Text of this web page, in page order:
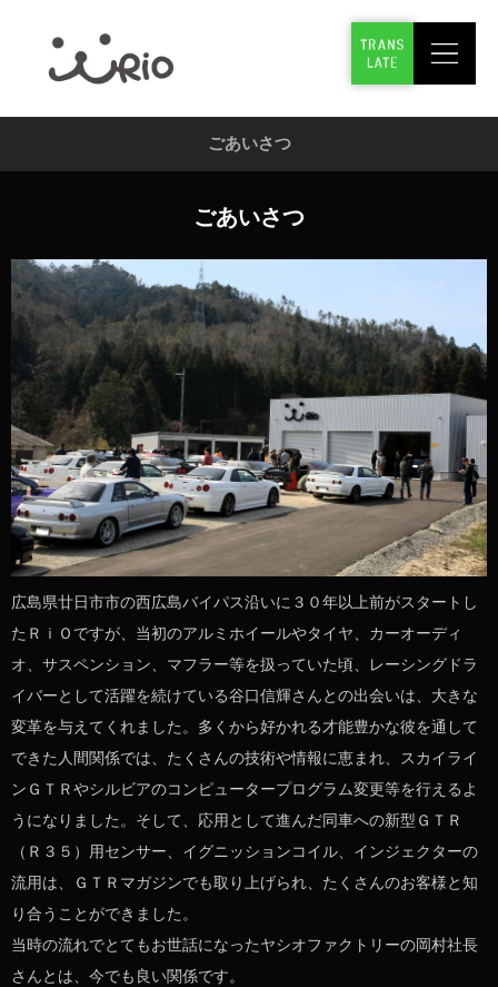
ごあいさつ
ごあいさつ
広島県廿日市市の西広島バイパス沿いに３０年以上前がスタートし
たＲｉＯですが、当初のアルミホイールやタイヤ、カーオーディ
オ、サスペンション、マフラー等を扱っていた頃、レーシングドラ
イバーとして活躍を続けている谷口信輝さんとの出会いは、大きな
変革を与えてくれました。多くから好かれる才能豊かな彼を通して
できた人間関係では、たくさんの技術や情報に恵まれ、スカイライ
ンＧＴＲやシルビアのコンピュータープログラム変更等を行えるよ
うになりました。そして、応用として進んだ同車への新型ＧＴＲ
（Ｒ３５）用センサー、イグニッションコイル、インジェクターの
流用は、ＧＴＲマガジンでも取り上げられ、たくさんのお客様と知
り合うことができました。
当時の流れでとてもお世話になったヤシオファクトリーの岡村社長
さんとは、今でも良い関係です。